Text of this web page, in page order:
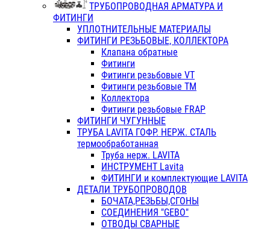
ТРУБОПРОВОДНАЯ АРМАТУРА И
ФИТИНГИ
УПЛОТНИТЕЛЬНЫЕ МАТЕРИАЛЫ
ФИТИНГИ РЕЗЬБОВЫЕ, КОЛЛЕКТОРА
Клапана обратные
Фитинги
Фитинги резьбовые VT
Фитинги резьбовые ТМ
Коллектора
Фитинги резьбовые FRAP
ФИТИНГИ ЧУГУННЫЕ
ТРУБА LAVITA ГОФР. НЕРЖ. СТАЛЬ
термообработанная
Труба нерж. LAVITA
ИНСТРУМЕНТ Lavita
ФИТИНГИ и комплектующие LAVITA
ДЕТАЛИ ТРУБОПРОВОДОВ
БОЧАТА,РЕЗЬБЫ,СГОНЫ
СОЕДИНЕНИЯ "GEBO"
ОТВОДЫ СВАРНЫЕ